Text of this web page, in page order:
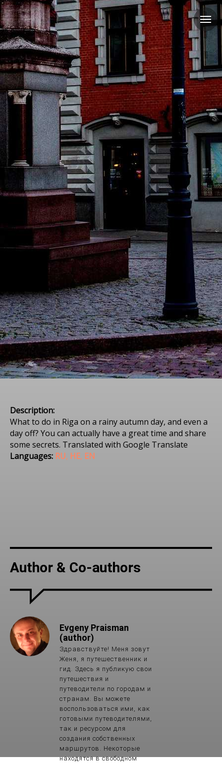
Places to visit in Riga
Description:
What to do in Riga on a rainy autumn day, and even a
day off? You can actually have a great time and share
some secrets. Translated with Google Translate
Languages: RU, HE, EN
Author & Co-authors
Evgeny Praisman
(author)
Здравствуйте! Меня зовут
Женя, я путешественник и
гид. Здесь я публикую свои
путешествия и
путеводители по городам и
странам. Вы можете
воспользоваться ими, как
готовыми путеводителями,
так и ресурсом для
создания собственных
маршрутов. Некоторые
находятся в свободном